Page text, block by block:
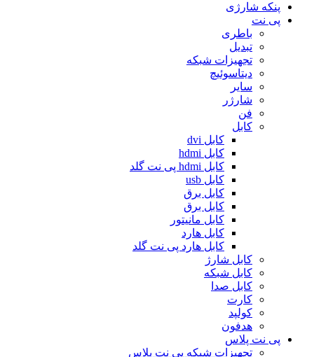
پنکه شارژی
پی نت
باطری
تبدیل
تجهیزات شبکه
دیتاسوئیچ
سایر
شارژر
فن
کابل
کابل dvi
کابل hdmi
کابل hdmi پی نت گلد
کابل usb
کابل برق
کابل برق
کابل مانیتور
کابل هارد
کابل هارد پی نت گلد
کابل شارژ
کابل شبکه
کابل صدا
کارت
کولپد
هدفون
پی نت پلاس
تجهیزات شبکه پی نت پلاس